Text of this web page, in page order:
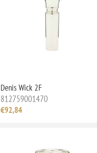
Denis Wick 2F
812759001470
€92,84